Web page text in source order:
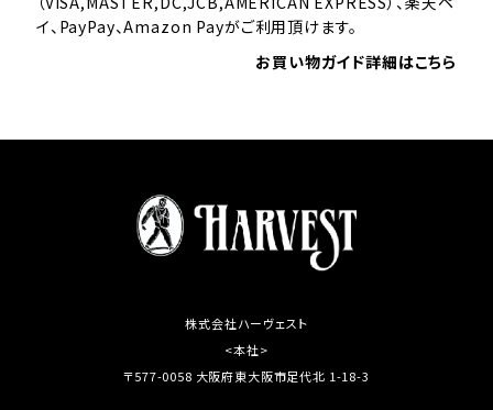
イ、PayPay、Amazon Payがご利用頂けます。
お買い物ガイド詳細はこちら
株式会社ハーヴェスト
<本社>
〒577-0058 大阪府東大阪市足代北 1-18-3